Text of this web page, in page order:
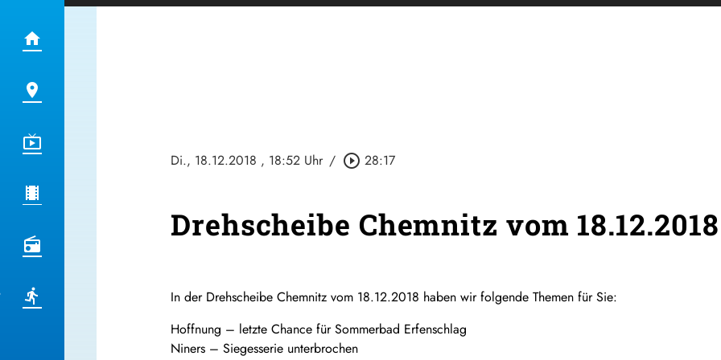
Di., 18.12.2018 , 18:52 Uhr / play_circle_outline 28:17
Drehscheibe Chemnitz vom 18.12.2018
In der Drehscheibe Chemnitz vom 18.12.2018 haben wir folgende Themen für Sie:
Hoffnung – letzte Chance für Sommerbad Erfenschlag
Niners – Siegesserie unterbrochen